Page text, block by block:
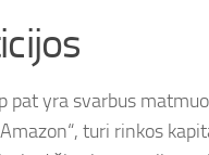
yra svarbus
turi rinkos